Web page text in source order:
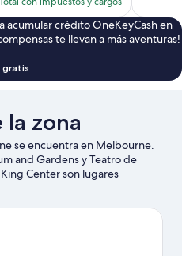
es
de
$91
acumular crédito OneKeyCash en
te llevan a más aventuras!
gratis
zona
se encuentra en Melbourne.
and Gardens y Teatro de
Center son lugares
de los puntos de interés del
Park. También vale la pena